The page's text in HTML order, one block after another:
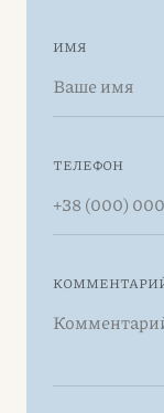
ИМЯ
ТЕЛЕФОН